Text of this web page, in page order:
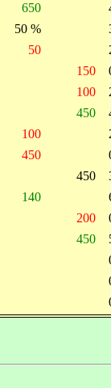
650
50 %
50
150
100
450
100
450
450
140
200
450